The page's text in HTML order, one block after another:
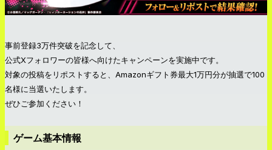
事前登録3万件突破を記念して、
公式Xフォロワーの皆様へ向けたキャンペーンを実施中です。
対象の投稿をリポストすると、Amazonギフト券最大1万円分が抽選で100
名様に当選いたします。
ぜひご参加ください！
ゲーム基本情報